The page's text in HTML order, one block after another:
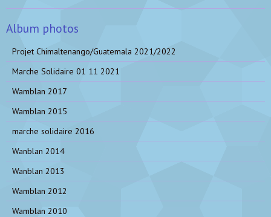
Album photos
Projet Chimaltenango/Guatemala 2021/2022
Marche Solidaire 01 11 2021
Wamblan 2017
Wamblan 2015
marche solidaire 2016
Wanblan 2014
Wanblan 2013
Wamblan 2012
Wamblan 2010